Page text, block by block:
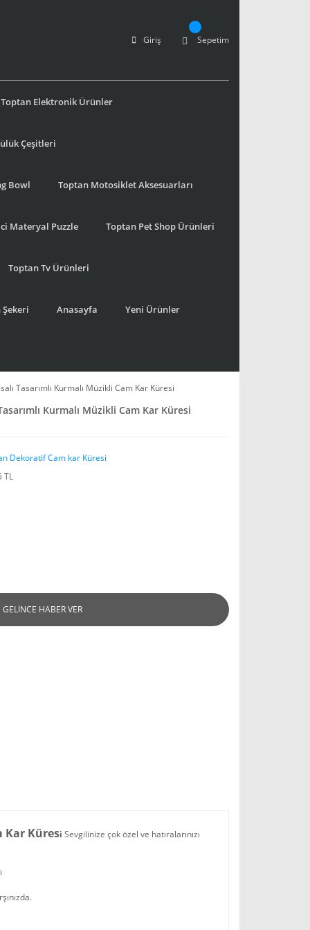
Giriş Sepetim
Toptan Elektronik Ürünler
Çeşitleri
Bowl Toptan Motosiklet Aksesuarları
Materyal Puzzle Toptan Pet Shop Ürünleri
Toptan Tv Ürünleri
Anasayfa Yeni Ürünler
Tasarımlı Kurmalı Müzikli Cam Kar Küresi
Kurmalı Müzikli Cam Kar Küresi
Dekoratif Cam kar Küresi
TL
GELİNCE HABER VER
Kar Küresi Sevgilinize çok özel ve hatıralarınızı